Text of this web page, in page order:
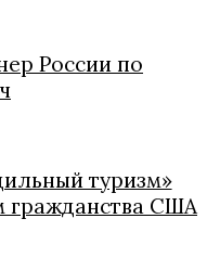
России по
туризм»
гражданства США